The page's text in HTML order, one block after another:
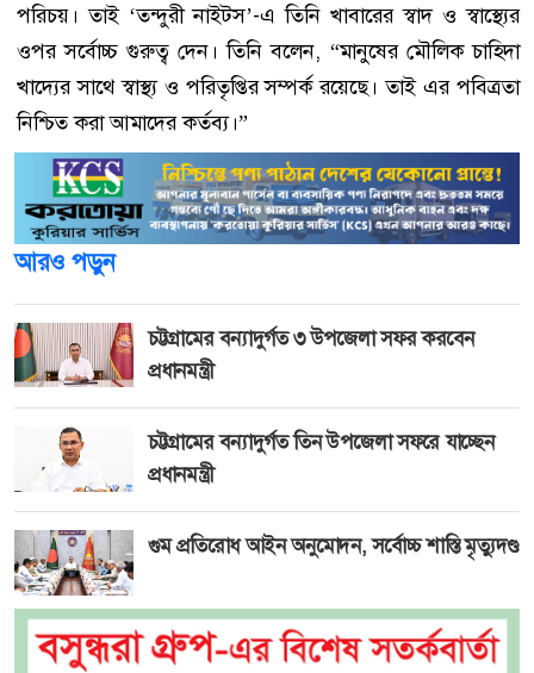
পরিচয়। তাই ‘তন্দুরী নাইটস’-এ তিনি খাবারের স্বাদ ও স্বাস্থ্যের
ওপর সর্বোচ্চ গুরুত্ব দেন। তিনি বলেন, “মানুষের মৌলিক চাহিদা
খাদ্যের সাথে স্বাস্থ্য ও পরিতৃপ্তির সম্পর্ক রয়েছে। তাই এর পবিত্রতা
নিশ্চিত করা আমাদের কর্তব্য।”
আরও পড়ুন
চট্টগ্রামের বন্যাদুর্গত ৩ উপজেলা সফর করবেন
প্রধানমন্ত্রী
চট্টগ্রামের বন্যাদুর্গত তিন উপজেলা সফরে যাচ্ছেন
প্রধানমন্ত্রী
গুম প্রতিরোধ আইন অনুমোদন, সর্বোচ্চ শাস্তি মৃত্যুদণ্ড